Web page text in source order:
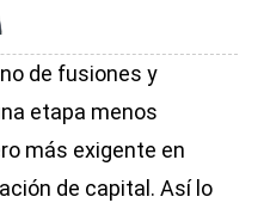
de fusiones y
etapa menos
más exigente en
de capital. Así lo